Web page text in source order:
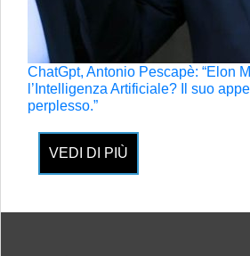
ChatGpt, Antonio Pescapè: “Elon
l’Intelligenza Artificiale? Il suo
perplesso.”
VEDI DI PIÙ